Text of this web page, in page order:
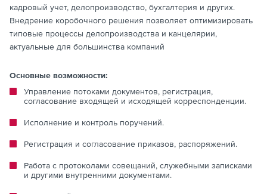
кадровый учет, делопроизводство, бухгалтерия и других.
Внедрение коробочного решения позволяет оптимизировать
типовые процессы делопроизводства и канцелярии,
актуальные для большинства компаний
Основные возможности:
Управление потоками документов, регистрация,
согласование входящей и исходящей корреспонденции.
Исполнение и контроль поручений.
Регистрация и согласование приказов, распоряжений.
Работа с протоколами совещаний, служебными записками
и другими внутренними документами.